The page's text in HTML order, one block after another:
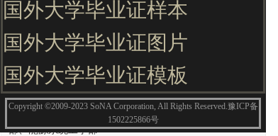
社会基础系统工学部、建筑学部、化学及新材料工学部、
机械工学部、电子电气工学部、计算机工学部、融合工学
部、能源系统工学部
Copyright ©2009-2023 SoNA Corporation, All Rights Reserved.豫ICP备
1502225866号
国外大学毕业证样本
国外大学毕业证图片
国外大学毕业证模板